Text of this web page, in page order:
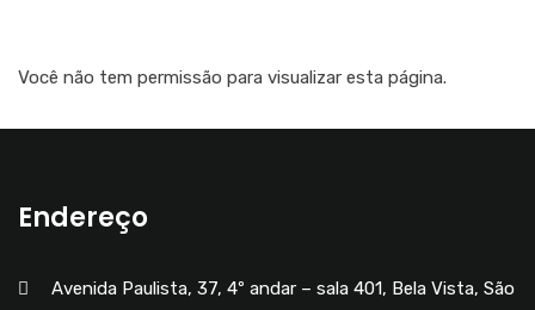
Você não tem permissão para visualizar esta página.
Endereço
Avenida Paulista, 37, 4º andar – sala 401, Bela Vista, São